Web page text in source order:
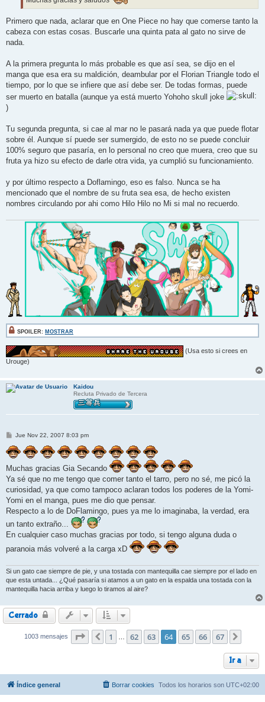
Primero que nada, aclarar que en One Piece no hay que comerse tanto la
cabeza con estas cosas. Buscarle una quinta pata al gato no sirve de
nada.
A la primera pregunta lo más probable es que así sea, se dijo en el
manga que esa era su maldición, deambular por el Florian Triangle todo el
tiempo, por lo que se infiere que así debe ser. De todas formas, puede
ser muerto en batalla (aunque ya está muerto Yohoho skull joke
)
Tu segunda pregunta, si cae al mar no le pasará nada ya que puede flotar
sobre él. Aunque sí puede ser sumergido, de esto no se puede concluir
100% seguro que pasaría, en lo personal no creo que muera, creo que su
fruta ya hizo su efecto de darle otra vida, ya cumplió su funcionamiento.
y por último respecto a Doflamingo, eso es falso. Nunca se ha
mencionado que el nombre de su fruta sea esa, de hecho existen
nombres circulando por ahi como Hilo Hilo no Mi si mal no recuerdo.
SPOILER: MOSTRAR
(Usa esto si crees en
Urouge)
Kaidou
Recluta Privado de Tercera
M
n
s
j
e
Jue Nov 22, 2007 8:03 pm
Muchas gracias Gia Secando
Ya sé que no me tengo que comer tanto el tarro, pero no sé, me picó la
curiosidad, ya que como tampoco aclaran todos los poderes de la Yomi-
Yomi en el manga, pues me dio que pensar.
Respecto a lo de DoFlamingo, pues ya me lo imaginaba, la verdad, era
un tanto extraño...
En cualquier caso muchas gracias por todo, si tengo alguna duda o
paranoia más volveré a la carga xD
Si un gato cae siempre de pie, y una tostada con mantequilla cae siempre por el lado en
que esta untada... ¿Qué pasaría si atamos a un gato en la espalda una tostada con la
mantequilla hacia arriba y luego lo tiramos al aire?
Cerrado
1003 mensajes Página64de67
Anterior
1 62 63 64 65 66 67
Ir a
Índice general Todos los horarios son UTC+02:00
Borrar cookies